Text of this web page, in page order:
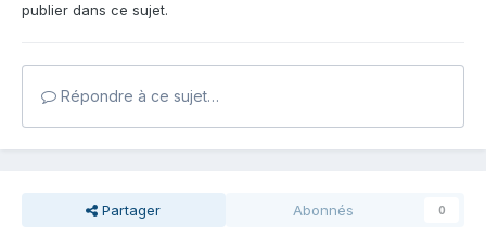
publier dans ce sujet.
Répondre à ce sujet…
Partager Abonnés 0